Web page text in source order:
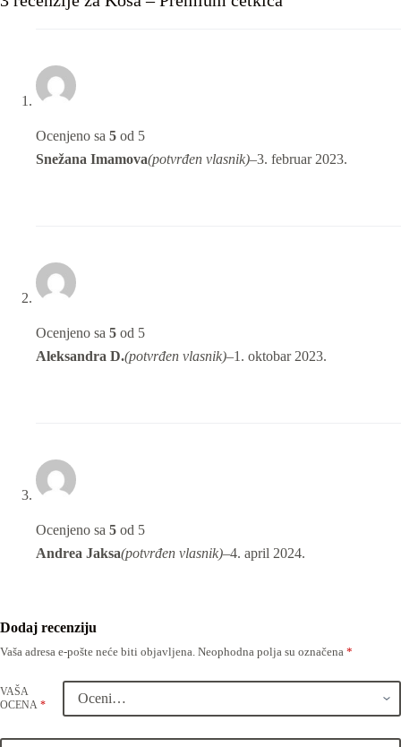
Ocenjeno sa 5 od 5
Snežana Imamova(potvrđen vlasnik)–3. februar 2023.
Ocenjeno sa 5 od 5
Aleksandra D.(potvrđen vlasnik)–1. oktobar 2023.
Ocenjeno sa 5 od 5
Andrea Jaksa(potvrđen vlasnik)–4. april 2024.
Dodaj recenziju
Vaša adresa e-pošte neće biti objavljena. Neophodna polja su označena *
VAŠA
OCENA *